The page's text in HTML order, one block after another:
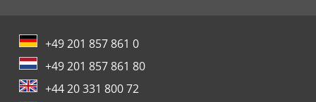
+49 201 857 861 0
+49 201 857 861 80
+44 20 331 800 72